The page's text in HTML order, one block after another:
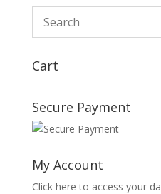
Cart
Secure Payment
My Account
Click here to access your